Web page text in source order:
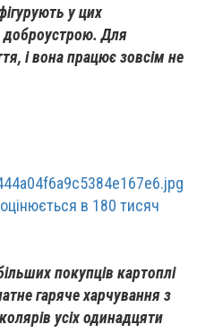
у цих
доброустрою. Для
і вона працює зовсім не
в 180 тисяч
покупців картоплі
гаряче харчування з
усіх одинадцяти